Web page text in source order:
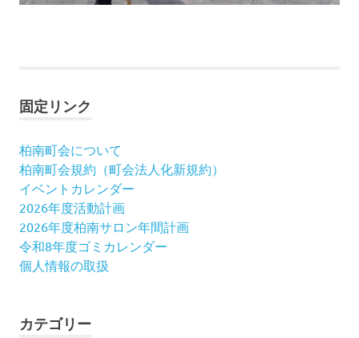
ゴ
柏
南
町
会
固定リンク
柏南町会について
柏南町会規約（町会法人化新規約）
イベントカレンダー
2026年度活動計画
2026年度柏南サロン年間計画
令和8年度ゴミカレンダー
個人情報の取扱
カテゴリー